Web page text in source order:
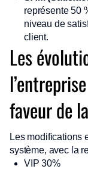
représente 50
niveau de
client.
Les
faveur de
Les modifications
système, avec la
VIP 30%